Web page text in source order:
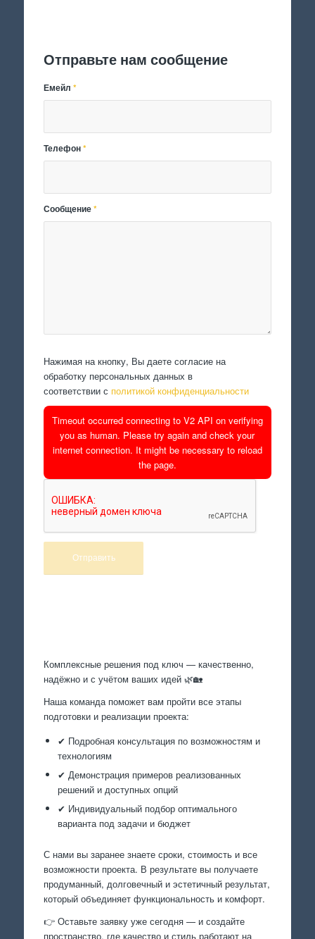
Отправьте нам сообщение
Емейл*
Телефон*
Сообщение*
Нажимая на кнопку, Вы даете согласие на
обработку персональных данных в
соответствии с политикой конфиденциальности
Timeout occurred connecting to V2 API on verifying
you as human. Please try again and check your
internet connection. It might be necessary to reload
the page.
Комплексные решения под ключ — качественно,
надёжно и с учётом ваших идей 🌿🏡
Наша команда поможет вам пройти все этапы
подготовки и реализации проекта:
✔ Подробная консультация по возможностям и
технологиям
✔ Демонстрация примеров реализованных
решений и доступных опций
✔ Индивидуальный подбор оптимального
варианта под задачи и бюджет
С нами вы заранее знаете сроки, стоимость и все
возможности проекта. В результате вы получаете
продуманный, долговечный и эстетичный результат,
который объединяет функциональность и комфорт.
👉 Оставьте заявку уже сегодня — и создайте
пространство, где качество и стиль работают на